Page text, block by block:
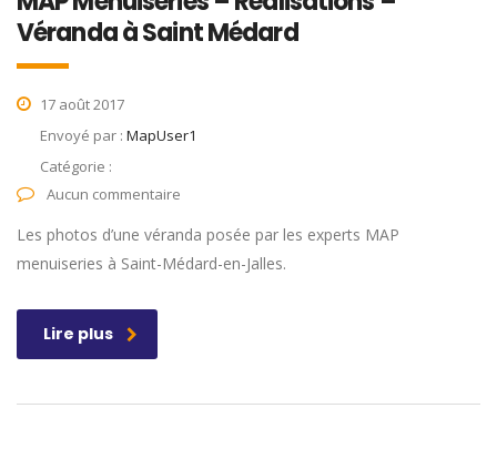
Véranda à Saint Médard
17 août 2017
Envoyé par : MapUser1
Catégorie :
Aucun commentaire
Les photos d’une véranda posée par les experts MAP
menuiseries à Saint-Médard-en-Jalles.
Lire plus